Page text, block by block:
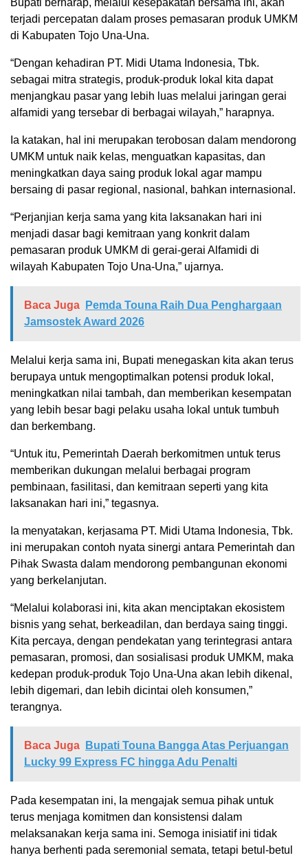
Bupati berharap, melalui kesepakatan bersama ini, akan
terjadi percepatan dalam proses pemasaran produk UMKM
di Kabupaten Tojo Una-Una.
“Dengan kehadiran PT. Midi Utama Indonesia, Tbk.
sebagai mitra strategis, produk-produk lokal kita dapat
menjangkau pasar yang lebih luas melalui jaringan gerai
alfamidi yang tersebar di berbagai wilayah,” harapnya.
Ia katakan, hal ini merupakan terobosan dalam mendorong
UMKM untuk naik kelas, menguatkan kapasitas, dan
meningkatkan daya saing produk lokal agar mampu
bersaing di pasar regional, nasional, bahkan internasional.
“Perjanjian kerja sama yang kita laksanakan hari ini
menjadi dasar bagi kemitraan yang konkrit dalam
pemasaran produk UMKM di gerai-gerai Alfamidi di
wilayah Kabupaten Tojo Una-Una,” ujarnya.
Baca Juga
Pemda Touna Raih Dua Penghargaan
Jamsostek Award 2026
Melalui kerja sama ini, Bupati menegaskan kita akan terus
berupaya untuk mengoptimalkan potensi produk lokal,
meningkatkan nilai tambah, dan memberikan kesempatan
yang lebih besar bagi pelaku usaha lokal untuk tumbuh
dan berkembang.
“Untuk itu, Pemerintah Daerah berkomitmen untuk terus
memberikan dukungan melalui berbagai program
pembinaan, fasilitasi, dan kemitraan seperti yang kita
laksanakan hari ini,” tegasnya.
Ia menyatakan, kerjasama PT. Midi Utama Indonesia, Tbk.
ini merupakan contoh nyata sinergi antara Pemerintah dan
Pihak Swasta dalam mendorong pembangunan ekonomi
yang berkelanjutan.
“Melalui kolaborasi ini, kita akan menciptakan ekosistem
bisnis yang sehat, berkeadilan, dan berdaya saing tinggi.
Kita percaya, dengan pendekatan yang terintegrasi antara
pemasaran, promosi, dan sosialisasi produk UMKM, maka
kedepan produk-produk Tojo Una-Una akan lebih dikenal,
lebih digemari, dan lebih dicintai oleh konsumen,”
terangnya.
Baca Juga
Bupati Touna Bangga Atas Perjuangan
Lucky 99 Express FC hingga Adu Penalti
Pada kesempatan ini, Ia mengajak semua pihak untuk
terus menjaga komitmen dan konsistensi dalam
melaksanakan kerja sama ini. Semoga inisiatif ini tidak
hanya berhenti pada seremonial semata, tetapi betul-betul